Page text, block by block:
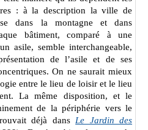
: à la description la ville de
dans la montagne et dans
bâtiment, comparé à une
asile, semble interchangeable,
de l’asile et de ses
On ne saurait mieux
entre le lieu de loisir et le lieu
La même disposition, et le
de la périphérie vers le
déjà dans Le Jardin des